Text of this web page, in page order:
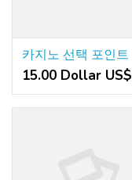
카지노 선택 포인트
15.00 Dollar US$